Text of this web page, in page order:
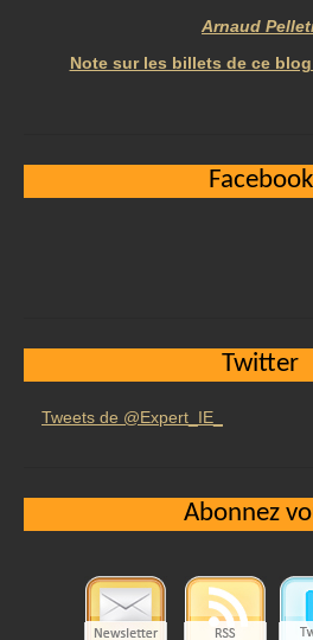
Arnaud
Note sur les billets de ce
Facebook
Twitter
Tweets de @Expert_IE_
Abonnez